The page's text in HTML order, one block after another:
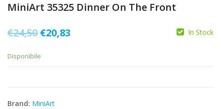
MiniArt 35325 Dinner On The Front
€24,50 Il
€20,83 In Stock
Disponibile
Brand: MiniArt